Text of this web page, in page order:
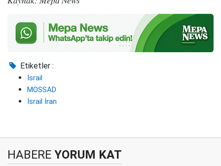
Etiketler :
İsrail
MOSSAD
İsrail İran
HABERE YORUM KAT